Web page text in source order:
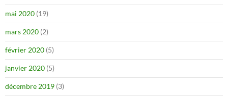
mai 2020 (19)
mars 2020 (2)
février 2020 (5)
janvier 2020 (5)
décembre 2019 (3)